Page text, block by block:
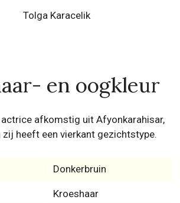
Tolga Karacelik
en oogkleur
afkomstig uit Afyonkarahisar,
zij heeft een vierkant gezichtstype.
Donkerbruin
Kroeshaar